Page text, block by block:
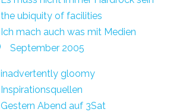
the ubiquity of facilities
Ich mach auch was mit Medien
September 2005
inadvertently gloomy
Inspirationsquellen
Gestern Abend auf 3Sat